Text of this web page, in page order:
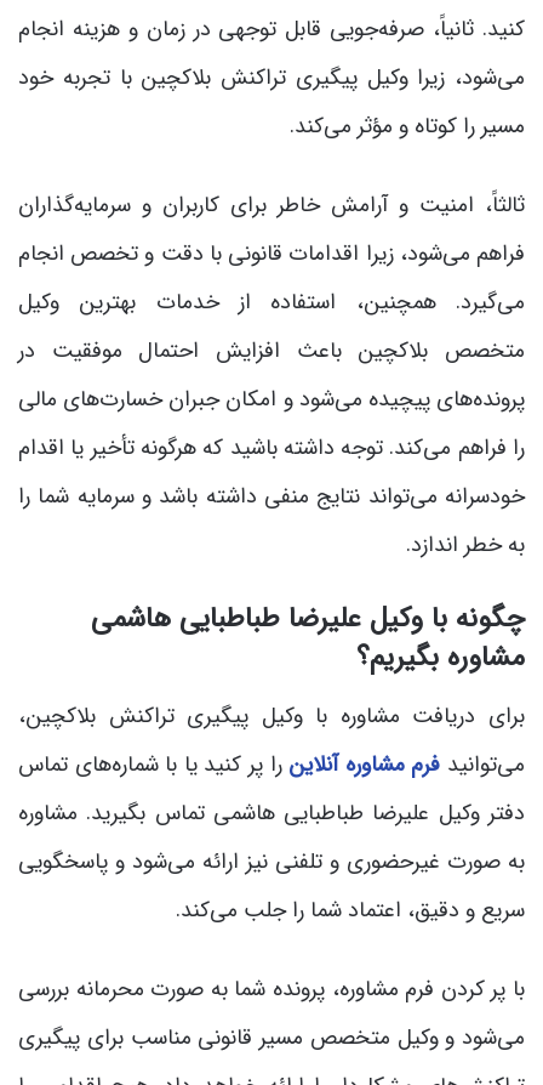
کنید. ثانیاً، صرفه‌جویی قابل توجهی در زمان و هزینه انجام
می‌شود، زیرا وکیل پیگیری تراکنش بلاکچین با تجربه خود
مسیر را کوتاه و مؤثر می‌کند.
ثالثاً، امنیت و آرامش خاطر برای کاربران و سرمایه‌گذاران
فراهم می‌شود، زیرا اقدامات قانونی با دقت و تخصص انجام
می‌گیرد. همچنین، استفاده از خدمات بهترین وکیل
متخصص بلاکچین باعث افزایش احتمال موفقیت در
پرونده‌های پیچیده می‌شود و امکان جبران خسارت‌های مالی
را فراهم می‌کند. توجه داشته باشید که هرگونه تأخیر یا اقدام
خودسرانه می‌تواند نتایج منفی داشته باشد و سرمایه شما را
به خطر اندازد.
چگونه با وکیل علیرضا طباطبایی هاشمی
مشاوره بگیریم؟
برای دریافت مشاوره با وکیل پیگیری تراکنش بلاکچین،
می‌توانید فرم مشاوره آنلاین را پر کنید یا با شماره‌های تماس
دفتر وکیل علیرضا طباطبایی هاشمی تماس بگیرید. مشاوره
به صورت غیرحضوری و تلفنی نیز ارائه می‌شود و پاسخگویی
سریع و دقیق، اعتماد شما را جلب می‌کند.
با پر کردن فرم مشاوره، پرونده شما به صورت محرمانه بررسی
می‌شود و وکیل متخصص مسیر قانونی مناسب برای پیگیری